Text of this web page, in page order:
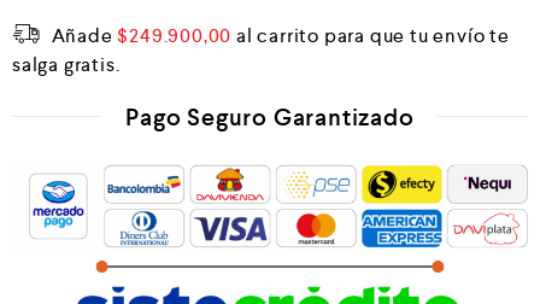
Añade$249.900,00 al carrito para que tu envío te
salga gratis.
Pago Seguro Garantizado